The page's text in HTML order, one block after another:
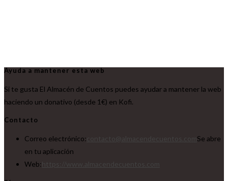
Ayuda a mantener esta web
Si te gusta El Almacén de Cuentos puedes ayudar a mantener la web
haciendo un donativo (desde 1€) en Kofi.
Contacto
Correo electrónico:
Se abre
en tu aplicación
Web: